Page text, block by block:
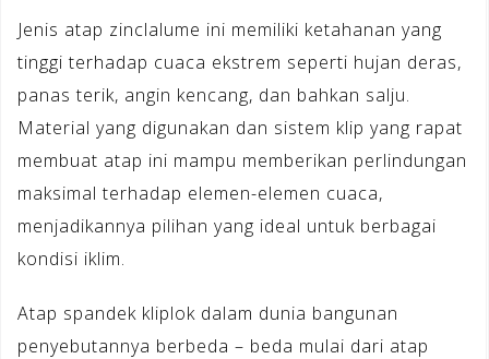
Jenis atap zinclalume ini memiliki ketahanan yang
tinggi terhadap cuaca ekstrem seperti hujan deras,
panas terik, angin kencang, dan bahkan salju.
Material yang digunakan dan sistem klip yang rapat
membuat atap ini mampu memberikan perlindungan
maksimal terhadap elemen-elemen cuaca,
menjadikannya pilihan yang ideal untuk berbagai
kondisi iklim.
Atap spandek kliplok dalam dunia bangunan
penyebutannya berbeda – beda mulai dari atap